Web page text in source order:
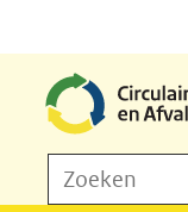
worden
toegestaan
geweigerd.
o
Zoeken